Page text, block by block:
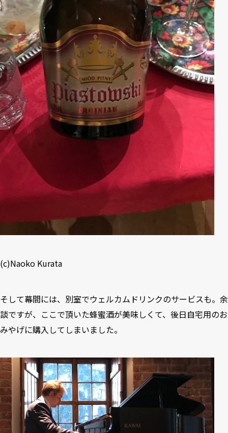
(c)Naoko Kurata
そして幕間には、別室でウェルカムドリンクのサービスも。余
談ですが、ここで頂いた蜂蜜酒が美味しくて、後日自宅用のお
みやげに購入してしまいました。